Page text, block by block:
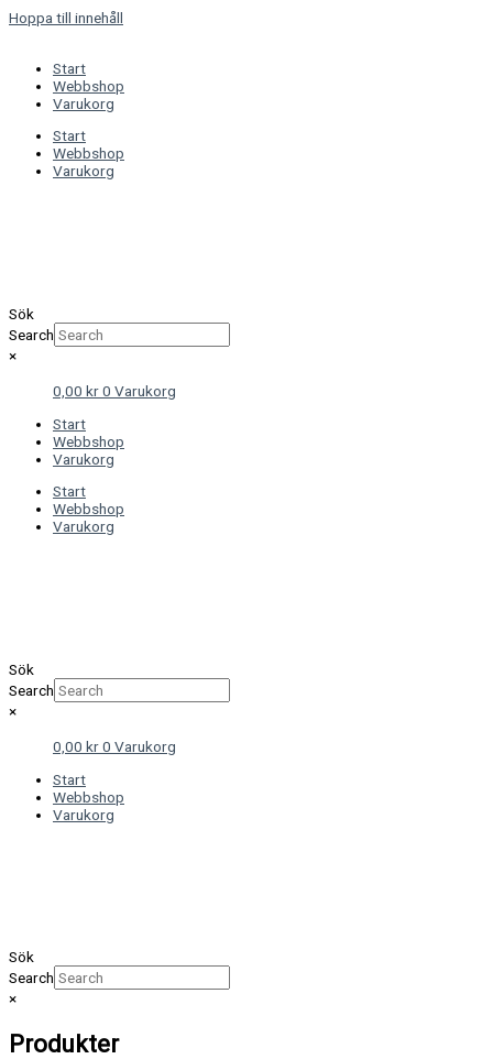
Hoppa till innehåll
Start
Webbshop
Varukorg
Start
Webbshop
Varukorg
Sök
Search
×
0,00 kr0 Varukorg
Start
Webbshop
Varukorg
Start
Webbshop
Varukorg
Sök
Search
×
0,00 kr0 Varukorg
Start
Webbshop
Varukorg
Sök
Search
×
Produkter